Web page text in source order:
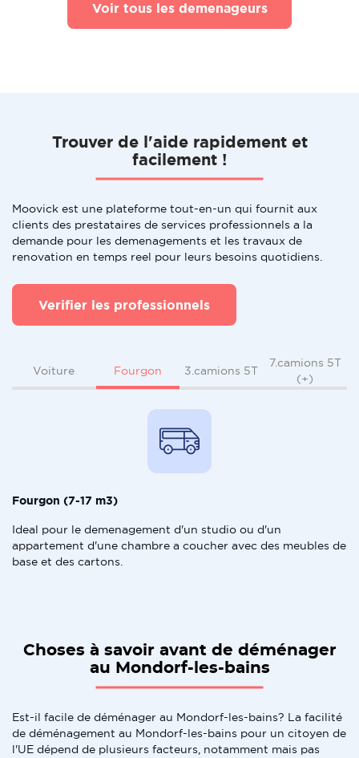
Voir tous les demenageurs
Trouver de l'aide rapidement et
facilement !
Moovick est une plateforme tout-en-un qui fournit aux
clients des prestataires de services professionnels a la
demande pour les demenagements et les travaux de
renovation en temps reel pour leurs besoins quotidiens.
Verifier les professionnels
Voiture Fourgon 3.camions 5T
7.camions 5T
(+)
Fourgon (7-17 m3)
Ideal pour le demenagement d'un studio ou d'un
appartement d'une chambre a coucher avec des meubles de
base et des cartons.
Choses à savoir avant de déménager
au Mondorf-les-bains
Est-il facile de déménager au Mondorf-les-bains? La facilité
de déménagement au Mondorf-les-bains pour un citoyen de
l'UE dépend de plusieurs facteurs, notamment mais pas